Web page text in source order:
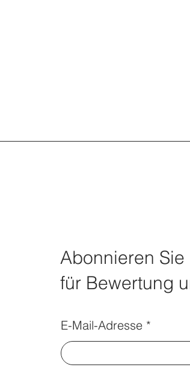
Abonnieren
für Bewertung
E-Mail-Adresse